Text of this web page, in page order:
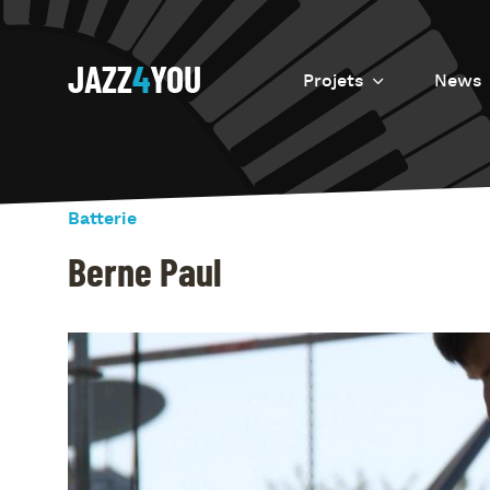
JAZZ4YOU Projets
Introduction
Resurrection
News
Batterie
Berne Paul